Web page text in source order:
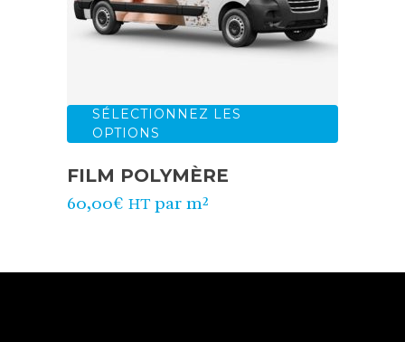
SÉLECTIONNEZ LES
OPTIONS
FILM POLYMÈRE
60,00€ HTpar m²